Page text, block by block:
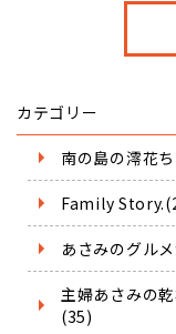
カテゴリー
南の島の澪花
Family
あさみのグル
主婦あさみの
(35)